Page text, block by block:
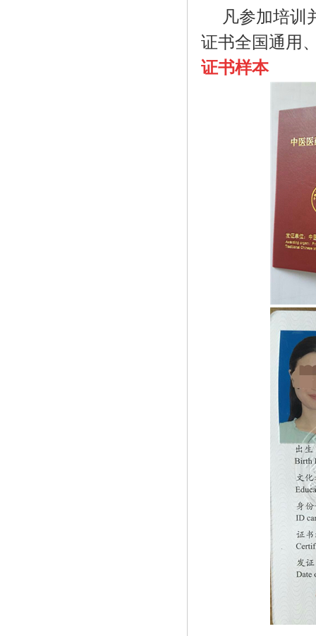
凡参加培训
证书全国通用
证书样本